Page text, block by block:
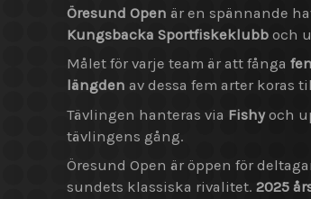
Öresund Open är en spännande
Kungsbacka Sportfiskeklubb och
Målet för varje team är att fånga
längden av dessa fem arter koras
Tävlingen hanteras via Fishyoch
tävlingens gång.
Öresund Open är öppen för
sundets klassiska rivalitet. 2025